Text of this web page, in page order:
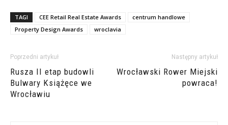
TAGI CEE Retail Real Estate Awards
centrum handlowe
Property Design Awards
wroclavia
Poprzedni artykuł
Rusza II etap budowli
Bulwary Książęce we
Wrocławiu
Następny artykuł
Wrocławski Rower Miejski
powraca!